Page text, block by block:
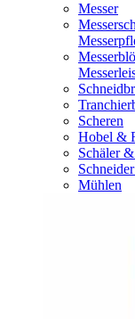
Messer
Scheren
Hobel &
Schäler
Mühlen